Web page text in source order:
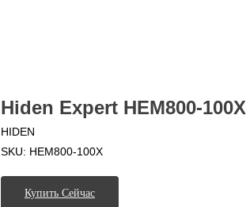
Hiden Expert HEM800-100X
HIDEN
SKU: HEM800-100X
Купить Сейчас